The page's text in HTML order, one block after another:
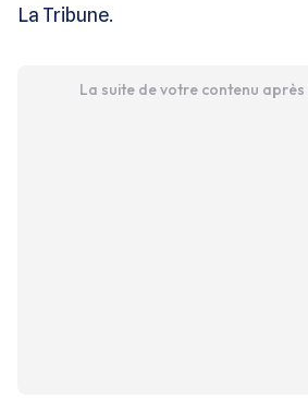
La Tribune.
La suite de votre contenu